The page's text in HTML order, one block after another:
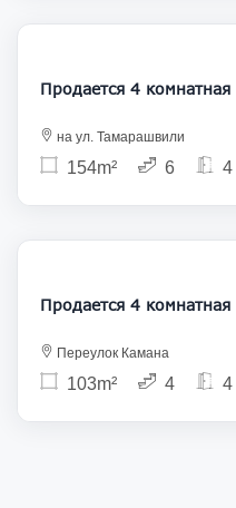
на ул. Тамарашвили
154m² 6 4
Переулок Камана
103m² 4 4